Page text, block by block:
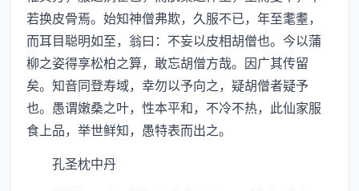
若换皮骨焉。始知神僧弗欺，久服不已，年至耄耋，
而耳目聪明如至，翁曰：不妄以皮相胡僧也。今以蒲
柳之姿得享松柏之算，敢忘胡僧方哉。因广其传留
矣。知音同登寿域，幸勿以予向之，疑胡僧者疑予
也。愚谓嫩桑之叶，性本平和，不冷不热，此仙家服
食上品，举世鲜知，愚特表而出之。
孔圣枕中丹